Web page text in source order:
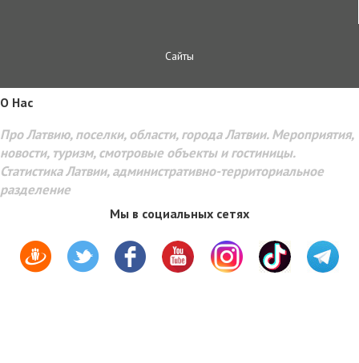
Сайты
O Hac
Про Латвию, поселки, области, города Латвии. Мероприятия,
новости, туризм, смотровые объекты и гостиницы.
Статистика Латвии, административно-территориальное
разделение
Мы в социальных сетях